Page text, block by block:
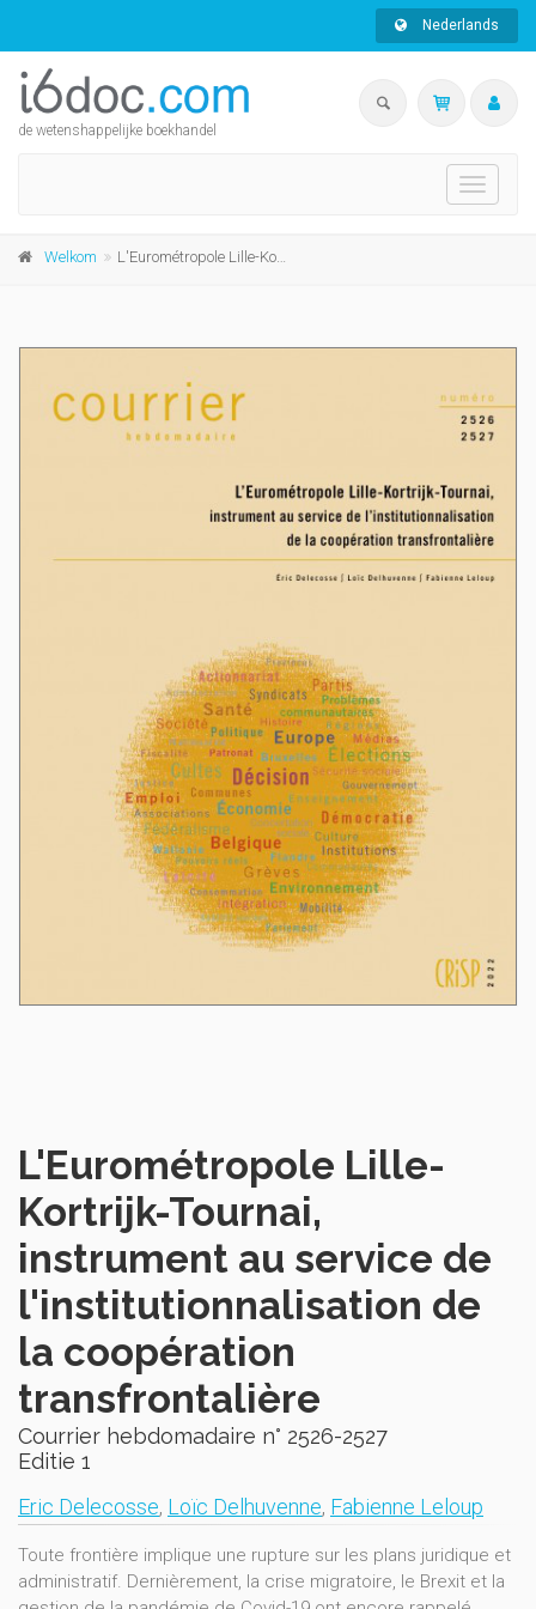
Nederlands
de wetenshappelijke boekhandel
Toggle
Welkom L'Eurométropole Lille-Kortrijk-Tournai, instrument au service de l'institutionnalisation de la coopération transfrontalière
L'Eurométropole Lille-
Kortrijk-Tournai,
instrument au service de
l'institutionnalisation de
la coopération
transfrontalière
Courrier hebdomadaire n° 2526-2527
Editie 1
Eric Delecosse, Loïc Delhuvenne, Fabienne Leloup
Toute frontière implique une rupture sur les plans juridique et
administratif. Dernièrement, la crise migratoire, le Brexit et la